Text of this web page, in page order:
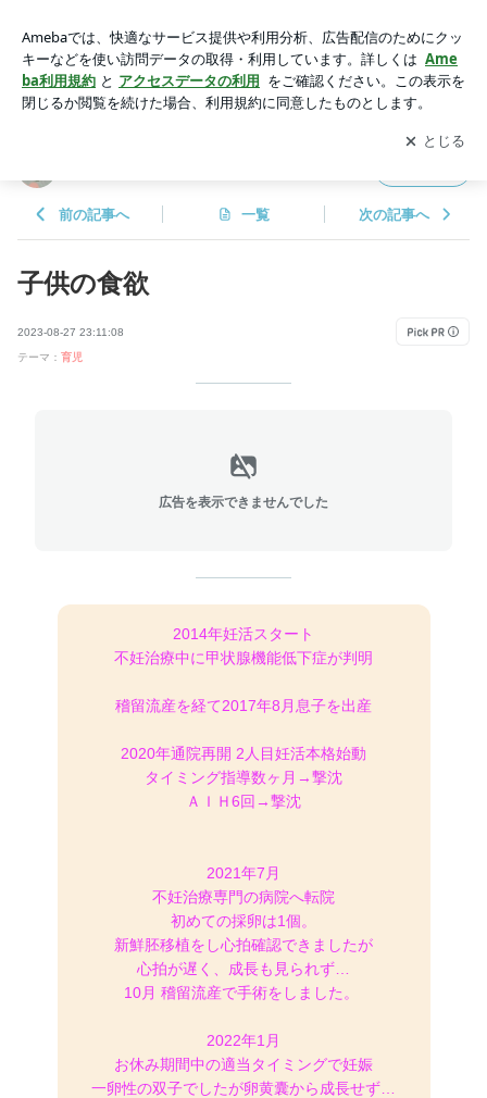
アプリをダウンロードして ブログの更新通知
を受け取りまし
ょう。
開く
前の記事へ 一覧 次の記事へ
子供の食欲
2023-08-27 23:11:08
テーマ： 育児
広告を表示できませんでした
2014年妊活スタート
不妊治療中に甲状腺機能低下症が判明
稽留流産を経て2017年8月息子を出産
2020年通院再開 2人目妊活本格始動
タイミング指導数ヶ月→撃沈
ＡＩＨ6回→撃沈
2021年7月
不妊治療専門の病院へ転院
初めての採卵は1個。
新鮮胚移植をし心拍確認できましたが
心拍が遅く、成長も見られず…
10月 稽留流産で手術をしました。
2022年1月
お休み期間中の適当タイミングで妊娠
一卵性の双子でしたが卵黄囊から成長せず…